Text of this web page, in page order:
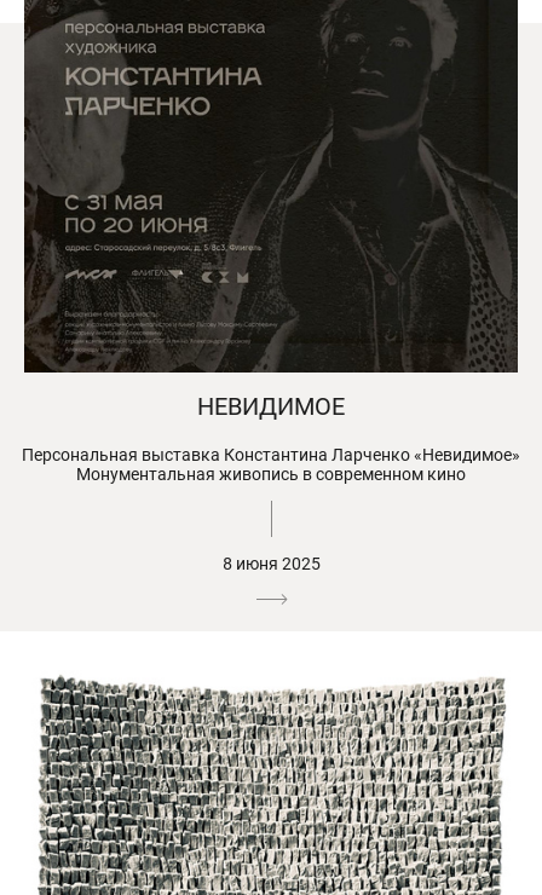
НЕВИДИМОЕ
Персональная выставка Константина Ларченко «Невидимое»
Монументальная живопись в современном кино
8 июня 2025